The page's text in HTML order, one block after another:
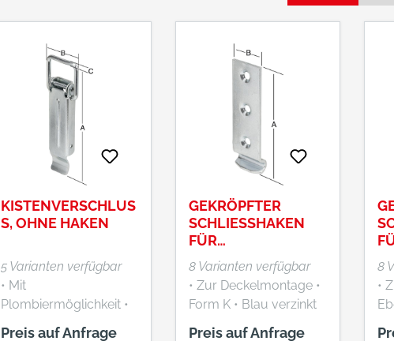
KISTENVERSCHLUS
S, OHNE HAKEN
5 Varianten verfügbar
• Mit
Plombiermöglichkeit •
Blau verzinkt
Preis auf Anfrage
GEKRÖPFTER
SCHLIESSHAKEN F
ÜR K
ISTENVERSCHLÜSS
E
8 Varianten verfügbar
• Zur Deckelmontage •
Form K • Blau verzinkt
Preis auf Anfrage
E
8
•
Ebene •